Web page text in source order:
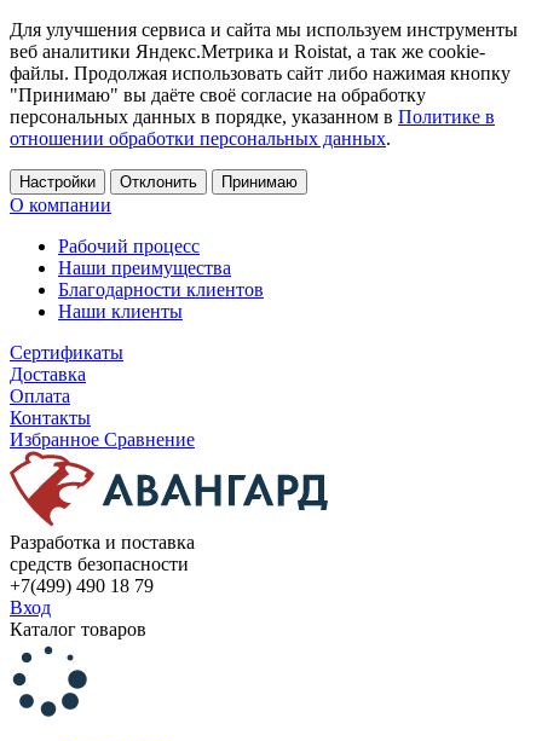
Для улучшения сервиса и сайта мы используем инструменты
веб аналитики Яндекс.Метрика и Roistat, а так же cookie-
файлы. Продолжая использовать сайт либо нажимая кнопку
"Принимаю" вы даёте своё согласие на обработку
персональных данных в порядке, указанном в Политике в
отношении обработки персональных данных.
Настройки Отклонить Принимаю
О компании
Рабочий процесс
Наши преимущества
Благодарности клиентов
Наши клиенты
Сертификаты
Доставка
Оплата
Контакты
Избранное Сравнение
Разработка и поставка
средств безопасности
+7(499) 490 18 79
Вход
Каталог товаров